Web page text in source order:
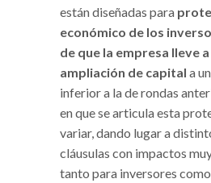
están diseñadas para
económico de los
de que la empresa lleve
ampliación de capital a
inferior a la de rondas
en que se articula esta
variar, dando lugar a
cláusulas con impactos
tanto para inversores